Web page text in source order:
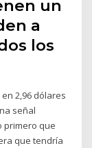
un
a
los
2,96 dólares
señal
primero que
que tendría